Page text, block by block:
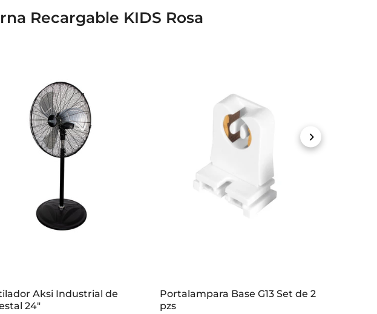
Recargable KIDS Rosa
Aksi Industrial de
24"
Portalampara Base G13 Set de 2
pzs